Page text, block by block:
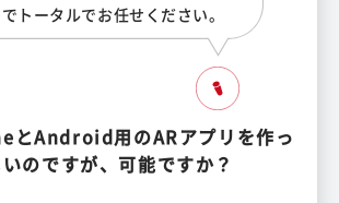
トータルでお任せください。
とAndroid用のARアプリを作っ
のですが、可能ですか？